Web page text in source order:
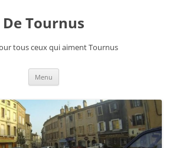
De Tournus
tous ceux qui aiment Tournus
Menu